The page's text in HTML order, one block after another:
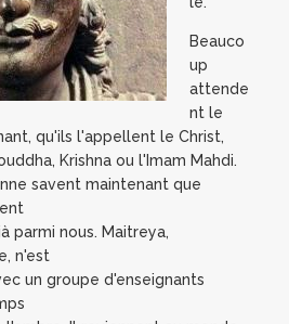
Beauco
up
attende
nt le
qu'ils l'appellent le Christ,
Krishna ou l'Imam Mahdi.
savent maintenant que
parmi nous. Maitreya,
n'est
un groupe d'enseignants